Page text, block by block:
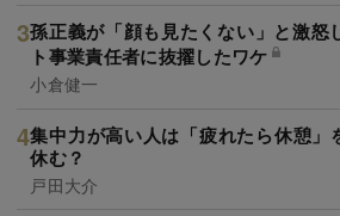
孫正義が「顔も見たくない」と激怒
ト事業責任者に抜擢したワケ
小倉健一
集中力が高い人は「疲れたら休憩」
休む？
戸田大介